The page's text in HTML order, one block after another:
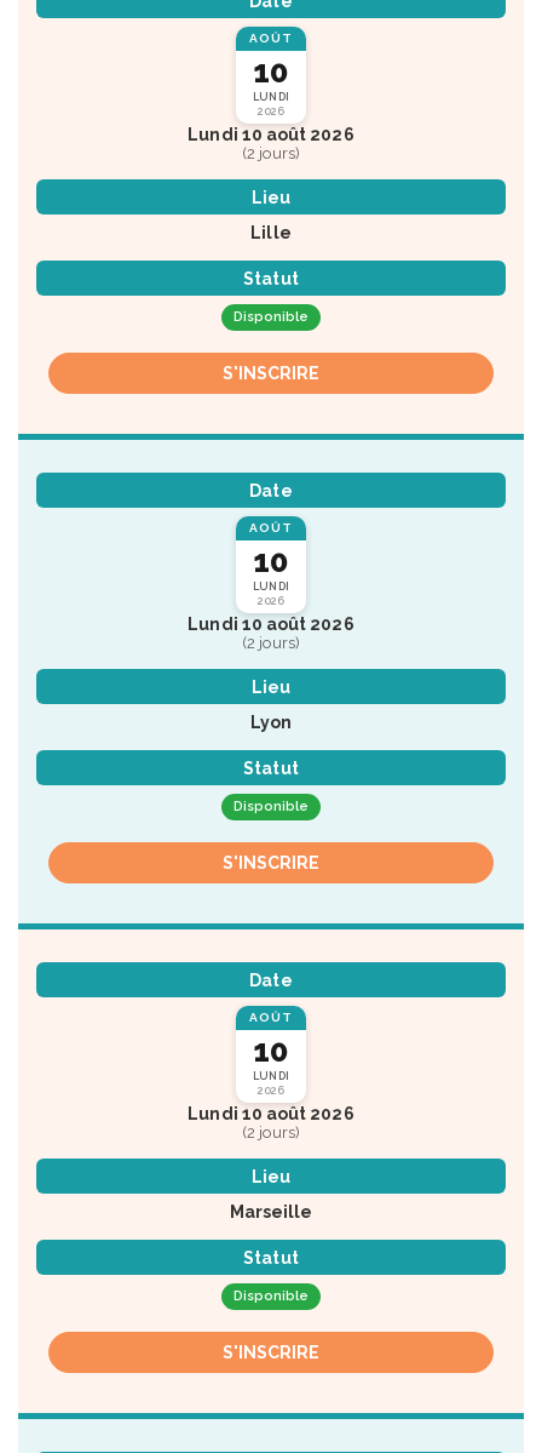
AOÛT
10
LUNDI
2026
Lundi 10 août 2026
(2 jours)
Lieu
Lille
Statut
Disponible
S'INSCRIRE
Date
AOÛT
10
LUNDI
2026
Lundi 10 août 2026
(2 jours)
Lieu
Lyon
Statut
Disponible
S'INSCRIRE
Date
AOÛT
10
LUNDI
2026
Lundi 10 août 2026
(2 jours)
Lieu
Marseille
Statut
Disponible
S'INSCRIRE